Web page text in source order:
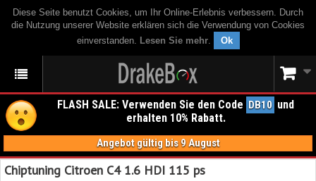
Diese Seite benutzt Cookies, um Ihr Online-Erlebnis verbessern. Durch
die Nutzung unserer Website erklären sich die Verwendung von Cookies
einverstanden. Lesen Sie mehr. Ok
FLASH SALE: Verwenden Sie den Code DB10 und
erhalten 10% Rabatt.
Angebot gültig bis 9 August
Chiptuning Citroen C4 1.6 HDI 115 ps